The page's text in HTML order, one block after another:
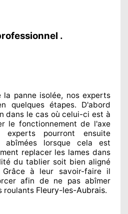
.
la panne isolée, nos experts
quelques étapes. D'abord
dans le cas où celui-ci est à
le fonctionnement de l'axe
expertspourront ensuite
lorsque cela est
replacerles lames dans
du tablier soit bien aligné
à leur savoir-faireil
afin dene pas abîmer
roulants Fleury-les-Aubrais.